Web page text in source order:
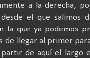
a la derecha,
el que salimos
la que ya podemos
de llegar al primer
partir de aquí el largo